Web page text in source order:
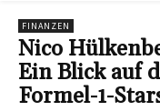
FINANZEN
Nico
Ein Blick auf
Formel-1-